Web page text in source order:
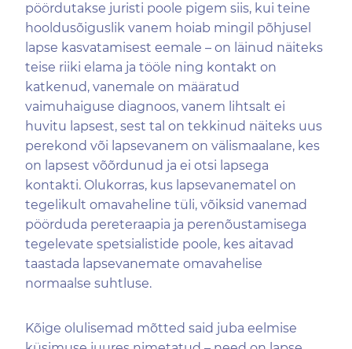
pöördutakse juristi poole pigem siis, kui teine
hooldusõiguslik vanem hoiab mingil põhjusel
lapse kasvatamisest eemale – on läinud näiteks
teise riiki elama ja tööle ning kontakt on
katkenud, vanemale on määratud
vaimuhaiguse diagnoos, vanem lihtsalt ei
huvitu lapsest, sest tal on tekkinud näiteks uus
perekond või lapsevanem on välismaalane, kes
on lapsest võõrdunud ja ei otsi lapsega
kontakti. Olukorras, kus lapsevanematel on
tegelikult omavaheline tüli, võiksid vanemad
pöörduda pereteraapia ja perenõustamisega
tegelevate spetsialistide poole, kes aitavad
taastada lapsevanemate omavahelise
normaalse suhtluse.
Kõige olulisemad mõtted said juba eelmise